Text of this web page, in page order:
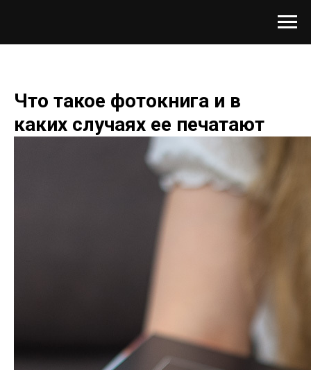
Что такое фотокнига и в
каких случаях ее печатают